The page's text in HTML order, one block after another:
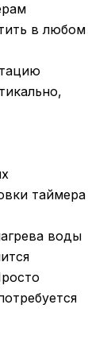
в любом
таймера
воды